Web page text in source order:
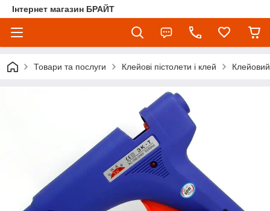
Інтернет магазин БРАЙТ
Товари та послуги Клейові пістолети і клей